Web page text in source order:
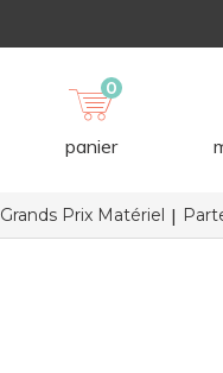
0
panier
Grands Prix Matériel